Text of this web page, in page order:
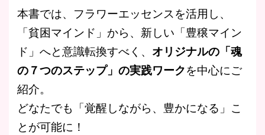
本書では、フラワーエッセンスを活用し、
「貧困マインド」から、新しい「豊穣マイン
ド」へと意識転換すべく、 オリジナルの「魂
の７つのステップ」の実践ワーク を中心にご
紹介。
どなたでも「覚醒しながら、豊かになる」こ
とが可能に！